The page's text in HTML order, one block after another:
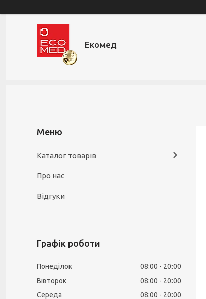
Екомед
Каталог товарів
Про нас
Відгуки
Графік роботи
Понеділок 08:00
20:00
Вівторок
08:00
20:00
Середа
08:00
20:00